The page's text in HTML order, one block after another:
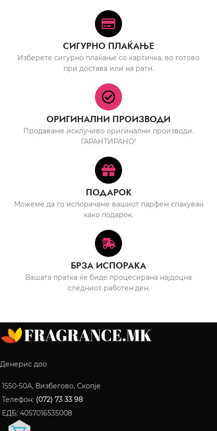
СИГУРНО ПЛАЌАЊЕ
Изберете сигурно плаќање со картичка, во готово
при достава или на рати.
ОРИГИНАЛНИ ПРОИЗВОДИ
Продаваме исклучиво оригинални производи.
ГАРАНТИРАНО!
ПОДАРОК
Можеме да го испорачаме вашиот парфем спакуван
како подарок.
БРЗА ИСПОРАКА
Вашата пратка ќе биде процесирана најдоцна
следниот работен ден.
Денерис доо
1550-50A, Визбегово, Скопје
Телефон: (072) 73 33 98
ЕДБ: 4057016535008